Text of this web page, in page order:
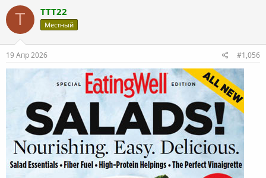
T TTT22
Местный
19 Апр 2026 #1,056